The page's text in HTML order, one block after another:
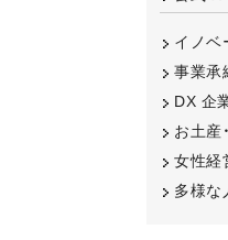
イノベ
事業承
DX 企
お土産
女性経
多様な